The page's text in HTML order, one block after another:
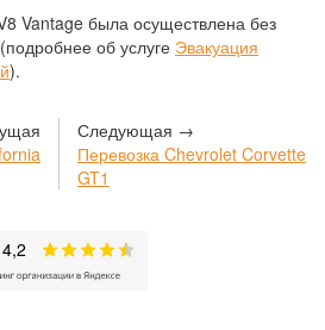
Vantage была осуществлена без
об услуге Эвакуация
).
Следующая →
Перевозка Chevrolet Corvette
GT1